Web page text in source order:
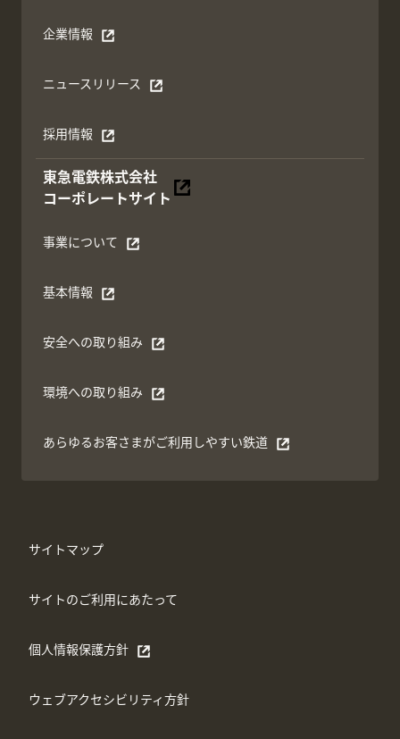
企業情報
別ウィンドウで開く
ニュースリリース
別ウィンドウで開く
採用情報
別ウィンドウで開く
東急電鉄株式会社
コーポレートサイト
別ウィンドウで開く
事業について
別ウィンドウで開く
基本情報
別ウィンドウで開く
安全への取り組み
別ウィンドウで開く
環境への取り組み
別ウィンドウで開く
あらゆるお客さまがご利⽤しやすい鉄道
別ウィンドウで開く
サイトマップ
サイトのご利用にあたって
個人情報保護方針
別ウィンドウで開く
ウェブアクセシビリティ方針